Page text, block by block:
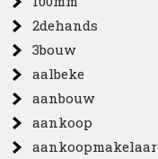
2dehands
3bouw
aalbeke
aanbouw
aankoop
aankoopmakelaar